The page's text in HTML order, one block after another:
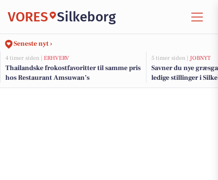
VORES Silkeborg
Seneste nyt ›
4 timer siden | ERHVERV
Thailandske frokostfavoritter til samme pris
hos Restaurant Amsuwan’s
5 timer siden | JOBNYT
Savner du nye
ledige stillinger i